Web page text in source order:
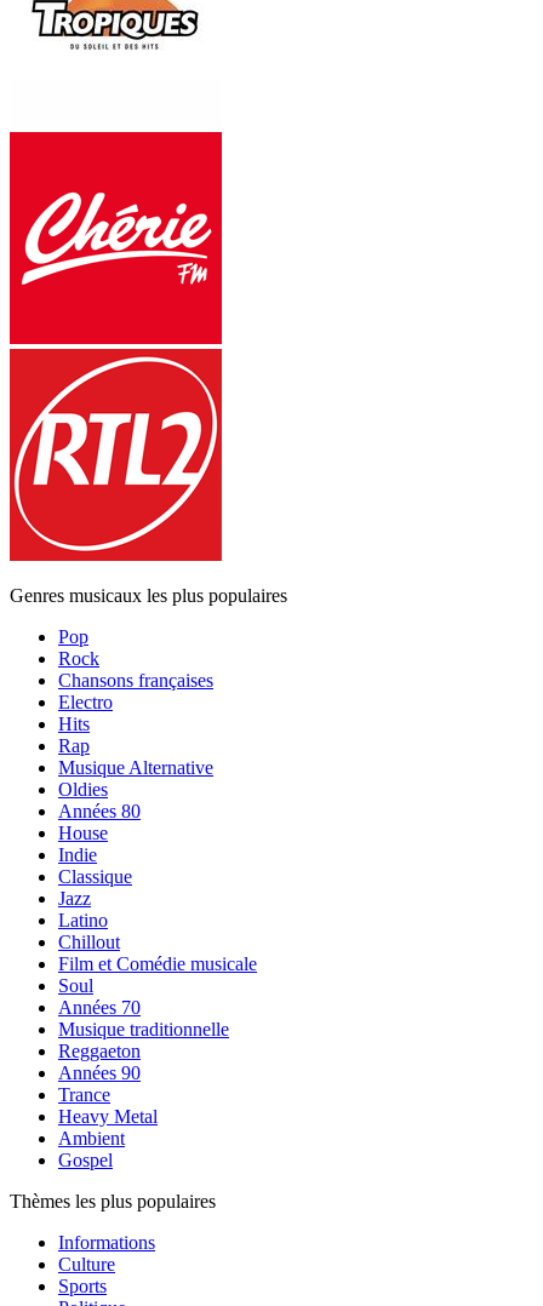
Genres musicaux les plus populaires
Pop
Rock
Chansons françaises
Electro
Hits
Rap
Musique Alternative
Oldies
Années 80
House
Indie
Classique
Jazz
Latino
Chillout
Film et Comédie musicale
Soul
Années 70
Musique traditionnelle
Reggaeton
Années 90
Trance
Heavy Metal
Ambient
Gospel
Thèmes les plus populaires
Informations
Culture
Sports